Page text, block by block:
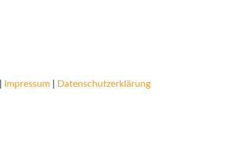
Impressum|
Datenschutzerklärung